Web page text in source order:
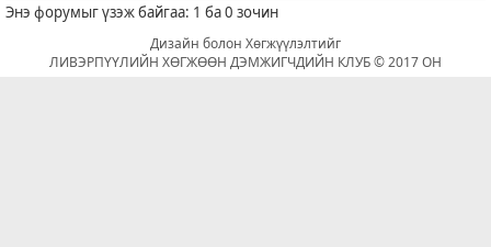
Энэ форумыг үзэж байгаа: 1 ба 0 зочин
Дизайн болон Хөгжүүлэлтийг
ЛИВЭРПҮҮЛИЙН ХӨГЖӨӨН ДЭМЖИГЧДИЙН КЛУБ © 2017 ОН